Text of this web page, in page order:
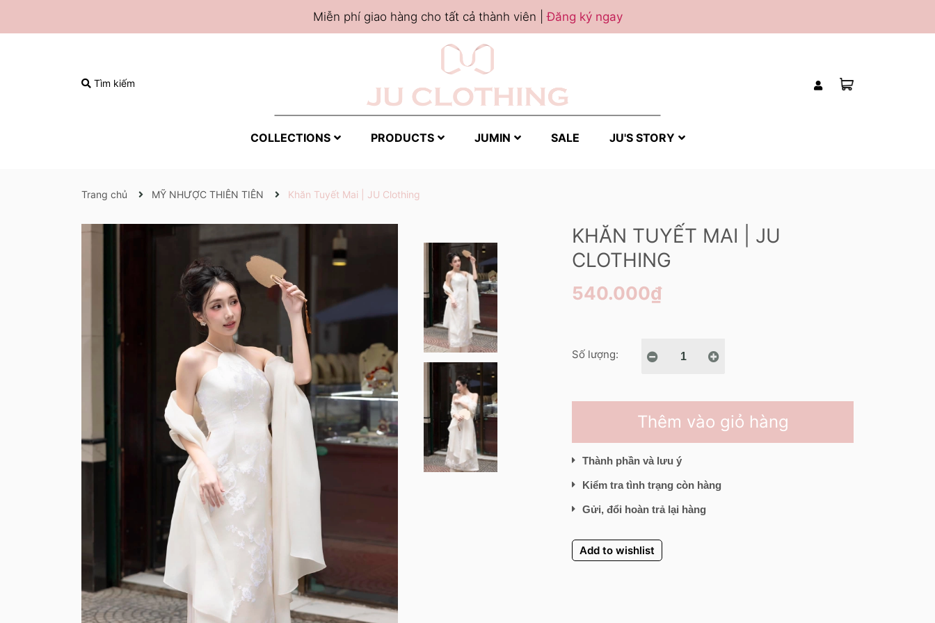
Miễn phí giao hàng cho tất cả thành viên |Đăng ký ngay
Tìm kiếm
COLLECTIONS PRODUCTS JUMIN SALE JU'S STORY
Trang chủ MỸ NHƯỢC THIÊN TIÊN Khăn Tuyết Mai | JU Clothing
KHĂN TUYẾT MAI | JU
CLOTHING
540.000₫
Số lượng:
Thêm vào giỏ hàng
Thành phần và lưu ý
Kiểm tra tình trạng còn hàng
Gửi, đổi hoàn trả lại hàng
Add to wishlist